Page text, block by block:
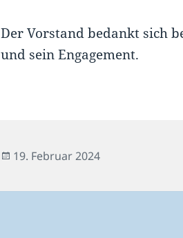
Der Vorstand bedankt sich
und sein Engagement.
Veröffentlicht
19. Februar 2024